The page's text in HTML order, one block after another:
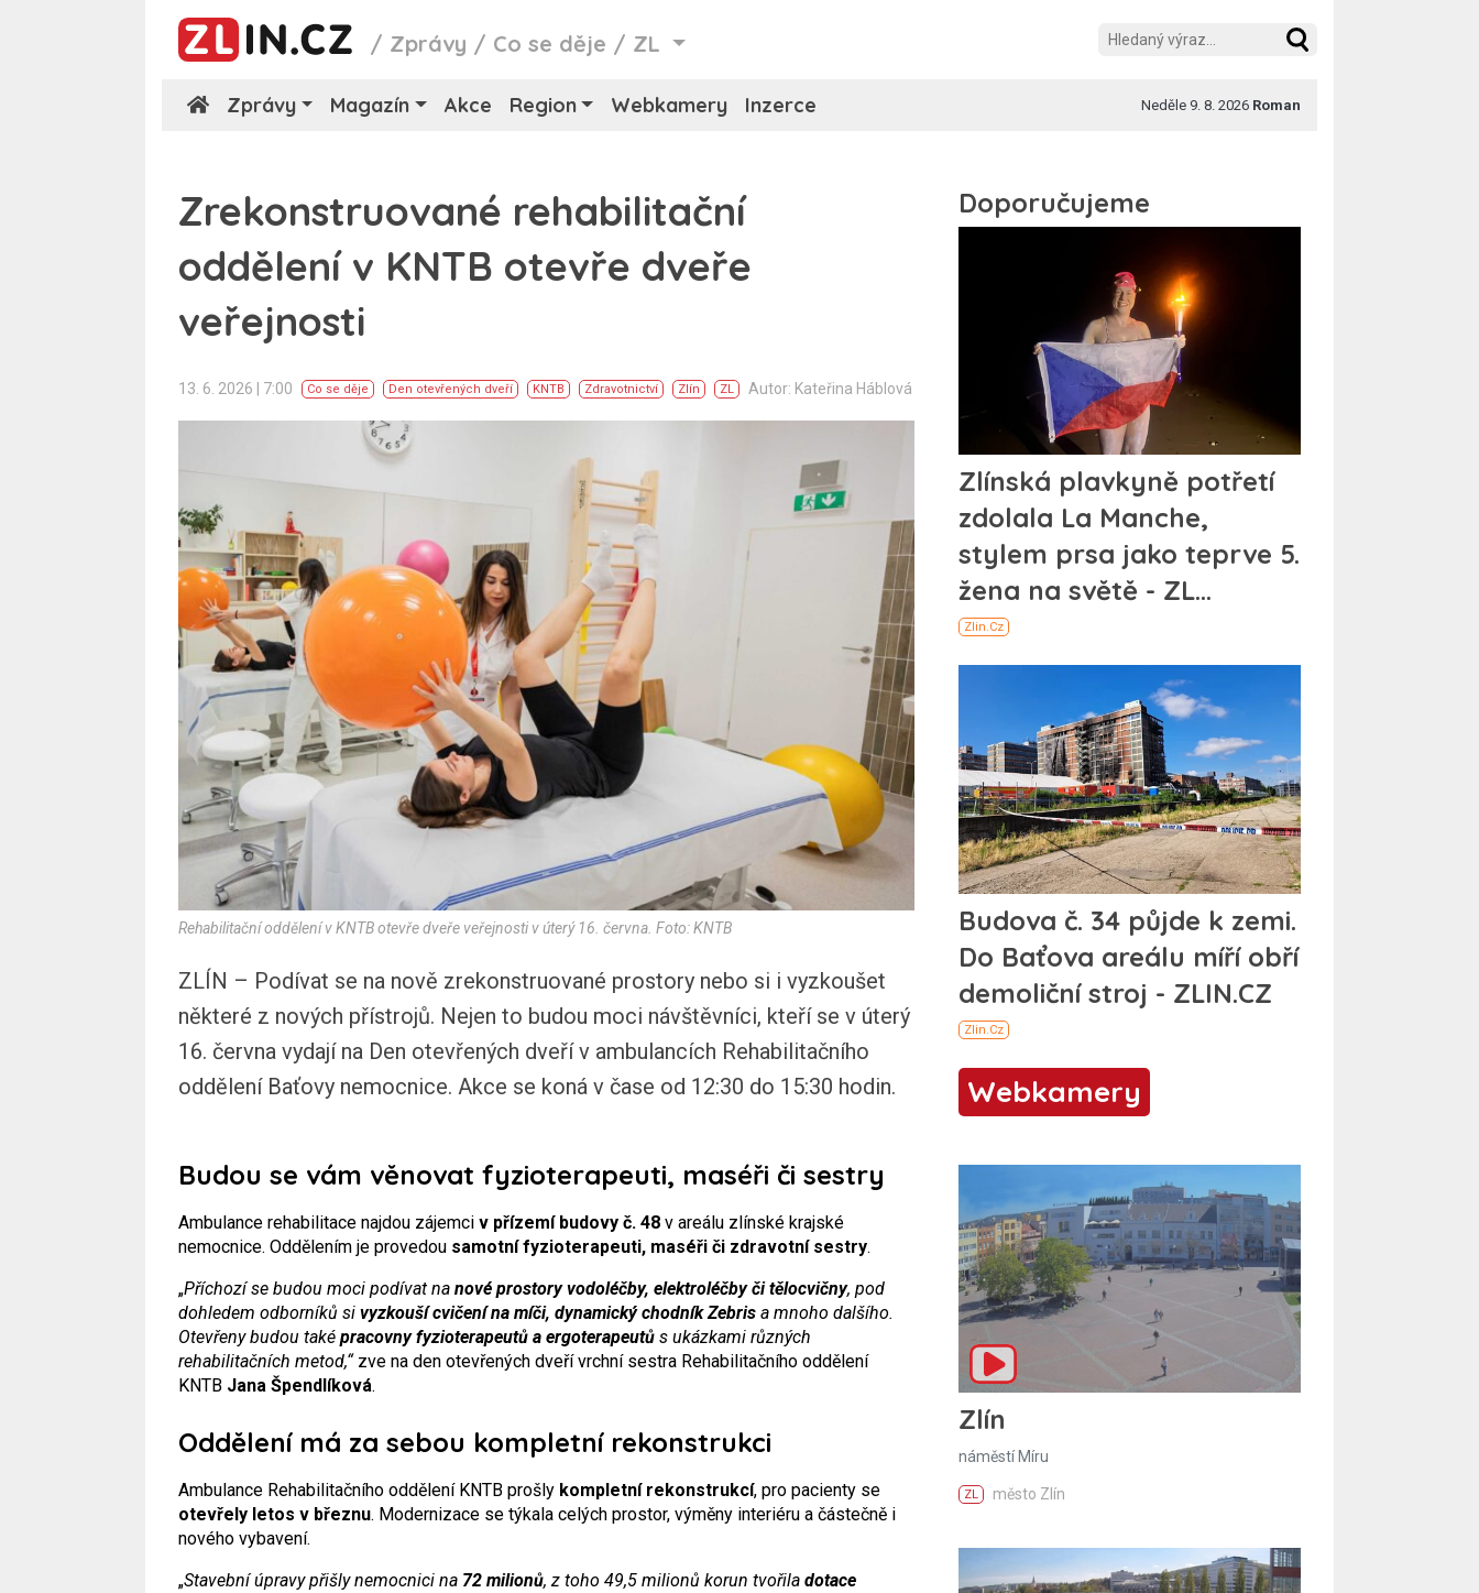
/ Zprávy / Co se děje / ZL
Zprávy Magazín Akce Region Webkamery Inzerce Neděle 9. 8. 2026 Roman
Zrekonstruované rehabilitační
oddělení v KNTB otevře dveře
veřejnosti
13. 6. 2026 | 7:00 Co se děje Den otevřených dveří KNTB Zdravotnictví Zlín ZL Autor: Kateřina Háblová
Rehabilitační oddělení v KNTB otevře dveře veřejnosti v úterý 16. června. Foto: KNTB
ZLÍN – Podívat se na nově zrekonstruované prostory nebo si i vyzkoušet
některé z nových přístrojů. Nejen to budou moci návštěvníci, kteří se v úterý
16. června vydají na Den otevřených dveří v ambulancích Rehabilitačního
oddělení Baťovy nemocnice. Akce se koná v čase od 12:30 do 15:30 hodin.
Budou se vám věnovat fyzioterapeuti, maséři či sestry
Ambulance rehabilitace najdou zájemci v přízemí budovy č. 48 v areálu zlínské krajské
nemocnice. Oddělením je provedou samotní fyzioterapeuti, maséři či zdravotní sestry.
„Příchozí se budou moci podívat na nové prostory vodoléčby, elektroléčby či tělocvičny, pod
dohledem odborníků si vyzkouší cvičení na míči, dynamický chodník Zebris a mnoho dalšího.
Otevřeny budou také pracovny fyzioterapeutů a ergoterapeutů s ukázkami různých
rehabilitačních metod,“zve na den otevřených dveří vrchní sestra Rehabilitačního oddělení
KNTB Jana Špendlíková.
Oddělení má za sebou kompletní rekonstrukci
Ambulance Rehabilitačního oddělení KNTB prošly kompletní rekonstrukcí, pro pacienty se
otevřely letos v březnu. Modernizace se týkala celých prostor, výměny interiéru a částečně i
nového vybavení.
„Stavební úpravy přišly nemocnici na 72 milionů, z toho 49,5 milionů korun tvořila dotace
Webkamery
Zlín
náměstí Míru
ZL město Zlín